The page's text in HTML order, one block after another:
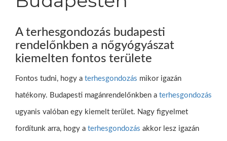
A terhesgondozás budapesti
rendelőnkben a nőgyógyászat
kiemelten fontos területe
Fontos tudni, hogy a terhesgondozás mikor igazán
hatékony. Budapesti magánrendelőnkben a terhesgondozás
ugyanis valóban egy kiemelt terület. Nagy figyelmet
fordítunk arra, hogy a terhesgondozás akkor lesz igazán